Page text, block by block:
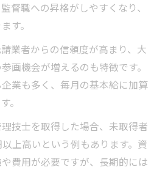
督職への昇格がしやすくなり、
す。
業者からの信頼度が高まり、大
画機会が増えるのも特徴です。
業も多く、毎月の基本給に加算
。
技士を取得した場合、未取得者
上高いという例もあります。資
費用が必要ですが、長期的には